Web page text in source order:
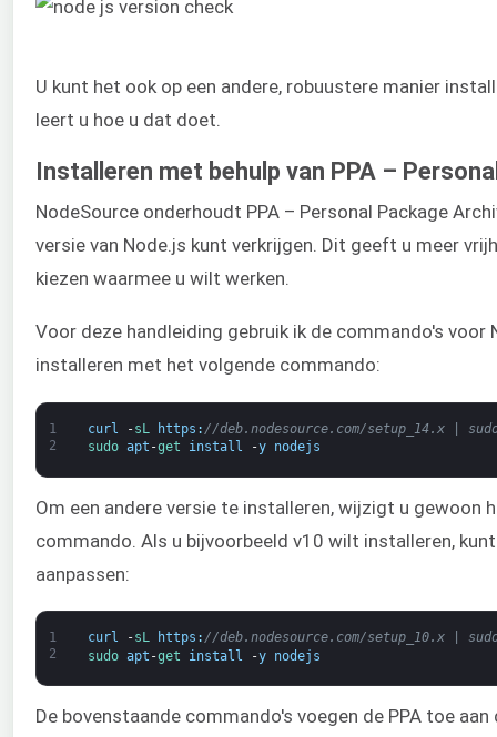
U kunt het ook op een andere, robuustere manier
leert u hoe u dat doet.
Installeren met behulp van PPA –
NodeSource onderhoudt PPA – Personal Package
versie van Node.js kunt verkrijgen. Dit geeft u meer
kiezen waarmee u wilt werken.
Voor deze handleiding gebruik ik de commando's voor
installeren met het volgende commando:
1
2
curl -sL https : //deb.nodesource.com/setup_14.x |
sudo apt -get install -y nodejs
Om een andere versie te installeren, wijzigt u gewoon
commando. Als u bijvoorbeeld v10 wilt installeren,
aanpassen:
1
2
curl -sL https : //deb.nodesource.com/setup_10.x |
sudo apt -get install -y nodejs
De bovenstaande commando's voegen de PPA toe